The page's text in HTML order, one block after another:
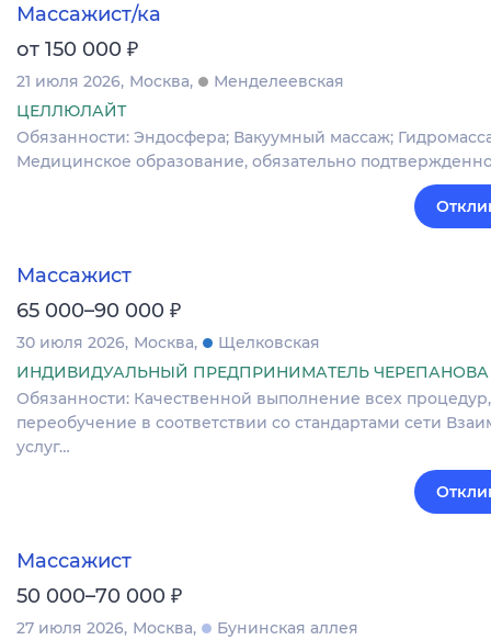
Массажист/ка
от 150 000 ₽
21 июля 2026 Москва
Менделеевская
ЦЕЛЛЮЛАЙТ
Обязанности: Эндосфера; Вакуумный массаж;
Медицинское образование, обязательно
Массажист
65 000–90 000 ₽
30 июля 2026 Москва
Щелковская
ИНДИВИДУАЛЬНЫЙ ПРЕДПРИНИМАТЕЛЬ ЧЕРЕПАНОВА
Обязанности: Качественной выполнение всех
переобучение в соответствии со стандартами сети
услуг…
Массажист
50 000–70 000 ₽
27 июля 2026 Москва
Бунинская аллея